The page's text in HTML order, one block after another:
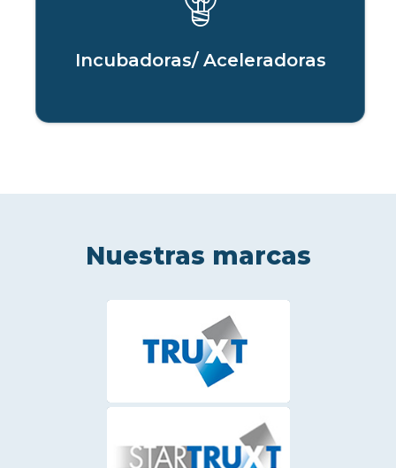
Incubadoras/ Aceleradoras
Nuestras marcas